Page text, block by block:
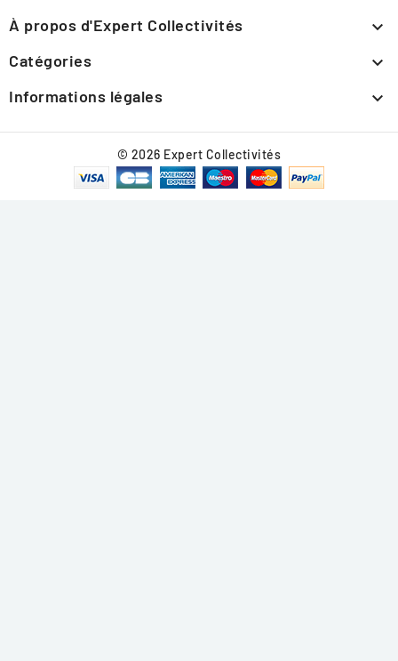
À propos d'Expert Collectivités 
Catégories 
Informations légales 
© 2026 Expert Collectivités